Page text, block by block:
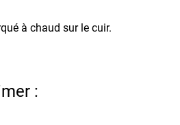
à chaud sur le cuir.
: